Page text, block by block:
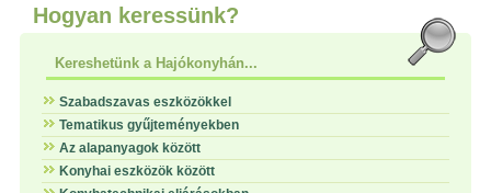
Hogyan keressünk?
Kereshetünk a Hajókonyhán...
Szabadszavas eszközökkel
Tematikus gyűjteményekben
Az alapanyagok között
Konyhai eszközök között